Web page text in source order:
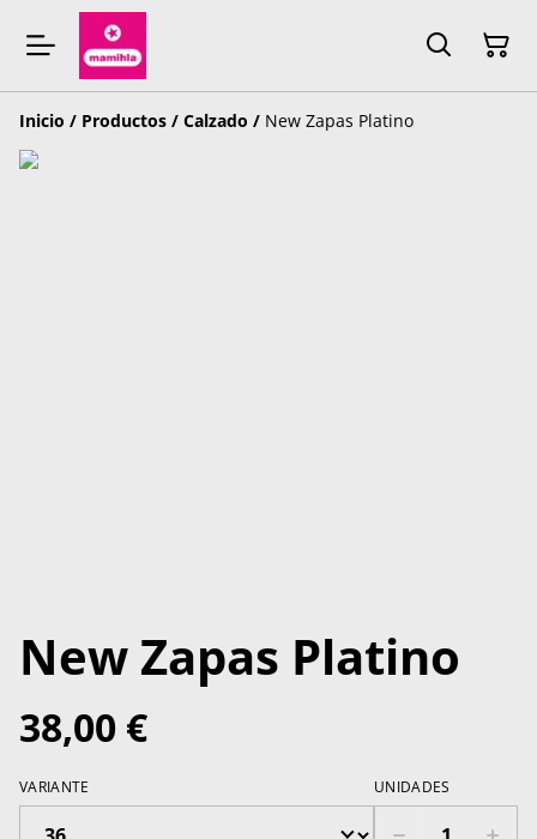
Inicio / Productos / Calzado / New Zapas Platino
New Zapas Platino
38,00 €
VARIANTE UNIDADES